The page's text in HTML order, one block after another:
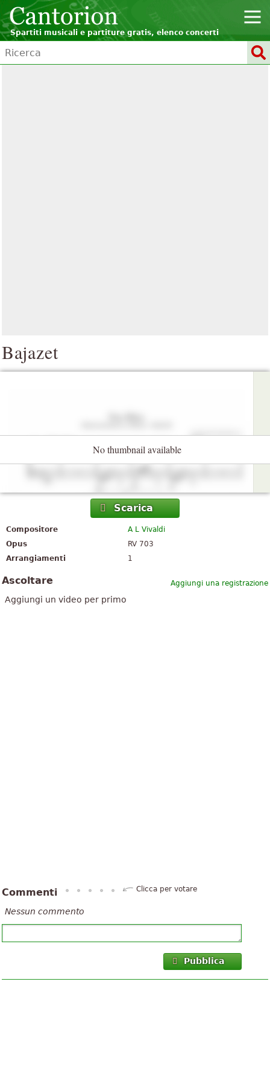
Spartiti musicali e partiture gratis, elenco concerti
Bajazet
No thumbnail available
Scarica
Compositore
A L Vivaldi
Opus
RV 703
Arrangiamenti
1
Aggiungi una registrazione
Ascoltare
Aggiungi un video per primo
Commenti Clicca per votare
Nessun commento
Pubblica